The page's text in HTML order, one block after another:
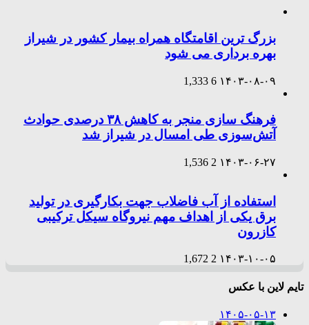
بزرگ ترین اقامتگاه همراه بیمار کشور در شیراز
بهره برداری می شود
۱۴۰۳-۰۸-۰۹ 6
1,333
فرهنگ سازی منجر به کاهش ۳۸ درصدی حوادث
آتش‌سوزی طی امسال در شیراز شد
۱۴۰۳-۰۶-۲۷ 2
1,536
استفاده از آب فاضلاب جهت بکارگیری در تولید
برق یکی از اهداف مهم نیروگاه سیکل ترکیبی
کازرون
۱۴۰۳-۱۰-۰۵ 2
1,672
تایم لاین با عکس
۱۴۰۵-۰۵-۱۳